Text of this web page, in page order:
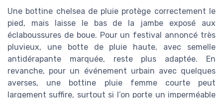
Une bottine chelsea de pluie protège correctement le
pied, mais laisse le bas de la jambe exposé aux
éclaboussures de boue. Pour un festival annoncé très
pluvieux, une botte de pluie haute, avec semelle
antidérapante marquée, reste plus adaptée. En
revanche, pour un événement urbain avec quelques
averses, une bottine pluie femme courte peut
largement suffire, surtout si l’on porte un imperméable